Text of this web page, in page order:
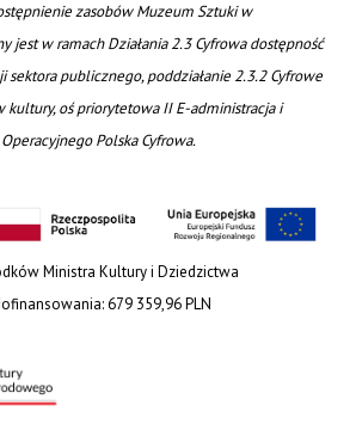
zasobów Muzeum Sztuki w
jest w ramach Działania 2.3 Cyfrowa dostępność
sektora publicznego, poddziałanie 2.3.2 Cyfrowe
kultury, oś priorytetowa II E-administracja i
Polska Cyfrowa.
Ministra Kultury i Dziedzictwa
679 359,96 PLN